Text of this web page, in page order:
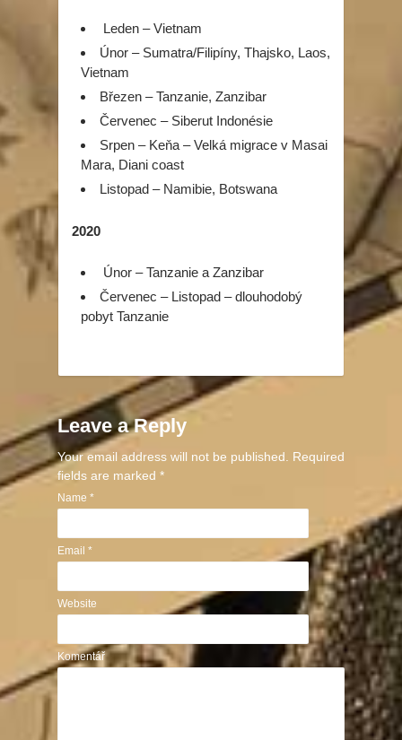
Leden – Vietnam
Únor – Sumatra/Filipíny, Thajsko, Laos,
Vietnam
Březen – Tanzanie, Zanzibar
Červenec – Siberut Indonésie
Srpen – Keňa – Velká migrace v Masai
Mara, Diani coast
Listopad – Namibie, Botswana
2020
Únor – Tanzanie a Zanzibar
Červenec – Listopad – dlouhodobý
pobyt Tanzanie
Leave a Reply
Your email address will not be published. Required
fields are marked *
Name *
Email *
Website
Komentář